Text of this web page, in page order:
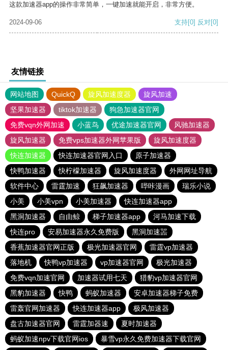
这款加速器app的操作非常简单，一键加速就能开启，非常方便。
2024-09-06 支持[0] 反对[0]
友情链接
网站地图 QuickQ 旋风加速度器
旋风加速
坚果加速器
tiktok加速器
狗急加速器官网
免费vqn外网加速
小蓝鸟 优途加速器官网
风驰加速器
旋风加速器
免费vps加速器外网苹果版
旋风加速度器
快连加速器
快连加速器官网入口
原子加速器
快鸭加速器
快柠檬加速器 旋风加速度器
外网网址导航
软件中心
雷霆加速 狂飙加速器 哔咔漫画
瑞乐小说
小美
小美vpn 小美加速器
快连加速器app
黑洞加速器
自由鲸 梯子加速器app
河马加速下载
快连pro
安易加速器永久免费版
黑洞加速噐
香蕉加速器官网正版
极光加速器官网
雷霆vp加速器
落地机
快鸭vp加速器 vp加速器官网
极光加速器
免费vqn加速官网
加速器试用七天
猎豹vp加速器官网
黑豹加速器
快鸭 蚂蚁加速器
安卓加速器梯子免费
雷轰官网加速器
快连加速器app
极风加速器
盘古加速器官网
雷霆加器速
夏时加速器
蚂蚁加速npv下载官网ios
暴雪vp永久免费加速器下载官网